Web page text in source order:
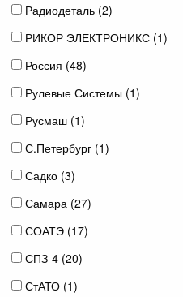
Радиодеталь (2)
РИКОР ЭЛЕКТРОНИКС (1)
Россия (48)
Рулевые Системы (1)
Русмаш (1)
С.Петербург (1)
Садко (3)
Самара (27)
СОАТЭ (17)
СПЗ-4 (20)
СтАТО (1)